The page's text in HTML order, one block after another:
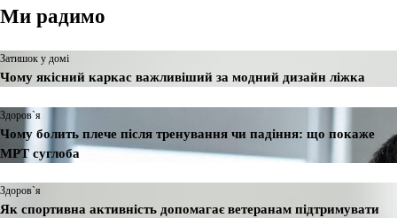
Ми радимо
Затишок у домі
Чому якісний каркас важливіший за модний дизайн ліжка
Здоров`я
Чому болить плече після тренування чи падіння: що покаже
МРТ суглоба
Здоров`я
Як спортивна активність допомагає ветеранам підтримувати